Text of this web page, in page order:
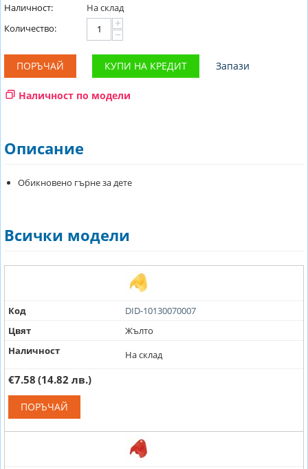
Наличност:
На склад
Количество:
+
−
ПОРЪЧАЙ КУПИ НА КРЕДИТ Запази
Наличност по модели
Описание
Обикновено гърне за дете
Всички модели
Код
DID-10130070007
Цвят
Жълто
Наличност
На склад
€7.58 (14.82 лв.)
ПОРЪЧАЙ